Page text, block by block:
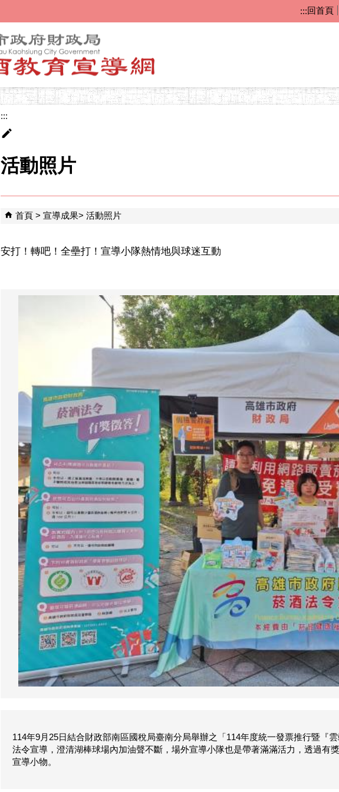
:::回首頁
:::
活動照片
首頁 宣導成果 活動照片
安打！轉吧！全壘打！宣導小隊熱情地與球迷互動
114年9月25日結合財政部南區國稅局臺南分局舉辦之「114年度統一發票推行暨『
法令宣導，澄清湖棒球場內加油聲不斷，場外宣導小隊也是帶著滿滿活力，透過有
宣導小物。